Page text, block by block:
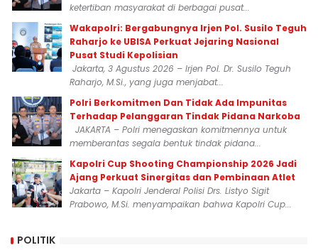
ketertiban masyarakat di berbagai pusat...
Wakapolri: Bergabungnya Irjen Pol. Susilo Teguh
Raharjo ke UBISA Perkuat Jejaring Nasional
Pusat Studi Kepolisian
Jakarta, 3 Agustus 2026 – Irjen Pol. Dr. Susilo Teguh
Raharjo, M.Si., yang juga menjabat...
Polri Berkomitmen Dan Tidak Ada Impunitas
Terhadap Pelanggaran Tindak Pidana Narkoba
JAKARTA – Polri menegaskan komitmennya untuk
memberantas segala bentuk tindak pidana...
Kapolri Cup Shooting Championship 2026 Jadi
Ajang Perkuat Sinergitas dan Pembinaan Atlet
Jakarta – Kapolri Jenderal Polisi Drs. Listyo Sigit
Prabowo, M.Si. menyampaikan bahwa Kapolri Cup...
POLITIK